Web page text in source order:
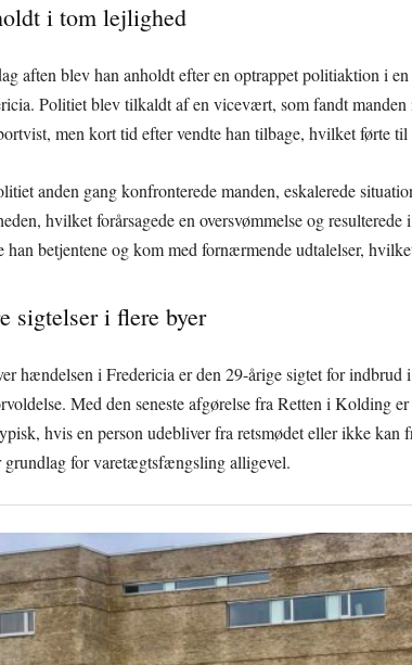
i tom lejlighed
aften blev han anholdt efter en optrappet politiaktion i
Politiet blev tilkaldt af en vicevært, som fandt
men kort tid efter vendte han tilbage, hvilket førte
anden gang konfronterede manden, eskalerede
hvilket forårsagede en oversvømmelse og
han betjentene og kom med fornærmende udtalelser,
sigtelser i flere byer
hændelsen i Fredericia er den 29-årige sigtet for indbrud
Med den seneste afgørelse fra Retten i Kolding
hvis en person udebliver fra retsmødet eller ikke kan
grundlag for varetægtsfængsling alligevel.